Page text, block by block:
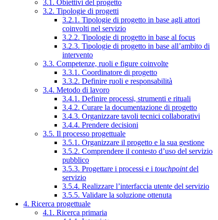
3.1. Obiettivi del progetto
3.2. Tipologie di progetti
3.2.1. Tipologie di progetto in base agli attori
coinvolti nel servizio
3.2.2. Tipologie di progetto in base al focus
3.2.3. Tipologie di progetto in base all’ambito di
intervento
3.3. Competenze, ruoli e figure coinvolte
3.3.1. Coordinatore di progetto
3.3.2. Definire ruoli e responsabilità
3.4. Metodo di lavoro
3.4.1. Definire processi, strumenti e rituali
3.4.2. Curare la documentazione di progetto
3.4.3. Organizzare tavoli tecnici collaborativi
3.4.4. Prendere decisioni
3.5. Il processo progettuale
3.5.1. Organizzare il progetto e la sua gestione
3.5.2. Comprendere il contesto d’uso del servizio
pubblico
3.5.3. Progettare i processi e i touchpointdel
servizio
3.5.4. Realizzare l’interfaccia utente del servizio
3.5.5. Validare la soluzione ottenuta
4. Ricerca progettuale
4.1. Ricerca primaria